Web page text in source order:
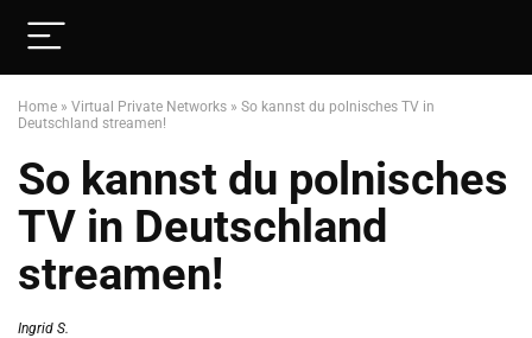
Home » Virtual Private Networks » So kannst du polnisches TV in
Deutschland streamen!
So kannst du polnisches
TV in Deutschland
streamen!
Ingrid S.